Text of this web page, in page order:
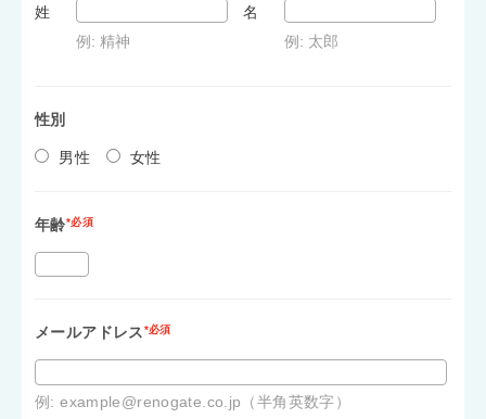
姓
例: 精神
名
例: 太郎
性別
男性 女性
年齢*必須
メールアドレス*必須
例: example@renogate.co.jp（半角英数字）